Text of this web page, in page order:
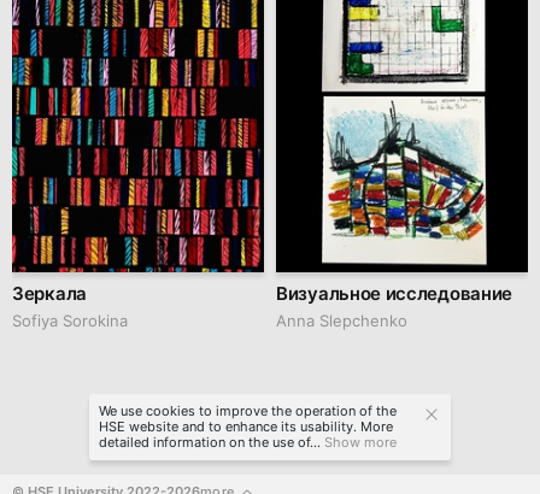
Зеркала
Sofiya Sorokina
Визуальное исследование
Anna Slepchenko
We use cookies to improve the operation of the
HSE website and to enhance its usability. More
detailed information on the use of... Show more